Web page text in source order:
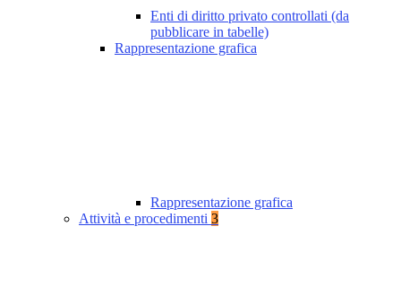
Enti di diritto privato controllati (da
pubblicare in tabelle)
Rappresentazione grafica
Rappresentazione grafica
Attività e procedimenti 3